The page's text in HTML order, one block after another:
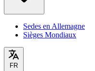
Sedes en Allemagne
Sièges Mondiaux
FR